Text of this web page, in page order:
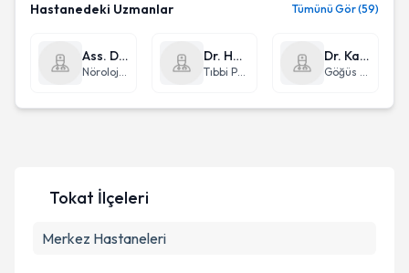
Hastanedeki Uzmanlar Tümünü Gör (59)
Ass. Dr. Uğur Kulu
Nöroloji (Beyin ve Sinir Hastalıkları)
Dr. Hatice Akman
Tıbbi Patoloji
Dr. Kadri Ceberut
Göğüs Cerrahisi
Tokat İlçeleri
Merkez Hastaneleri